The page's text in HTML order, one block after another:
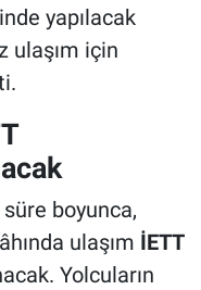
yapılacak
ulaşım için
boyunca,
ulaşım İETT
Yolcuların